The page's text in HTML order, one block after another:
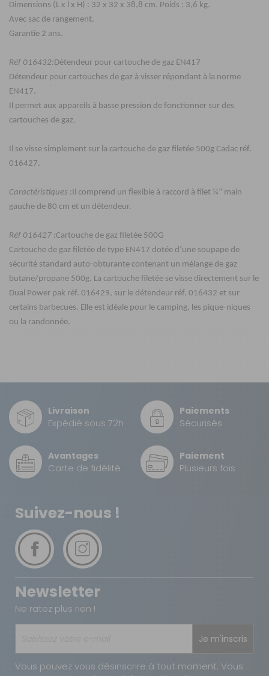
Dimensions (L x l x H) : 32 x 32 x 38,8 cm. Poids : 3,6 kg.
Avec sac de rangement.
Garantie 2 ans.
Réf 016432:Détendeur pour cartouche de gaz EN417
Détendeur pour cartouches de gaz à visser répondant à la norme
EN417.
Il permet aux appareils à basse pression de fonctionner sur des
cartouches de gaz.
Il se visse simplement sur la cartouche de gaz filetée 500g Cadac réf.
016427.
Caractéristiques :Il comprend un flexible à raccord à filet ¼” main
gauche de 80 cm et un détendeur.
Réf 016427 :Cartouche de gaz filetée 500G
​​​​​​​Cartouche de gaz filetée de type EN417 dotée d’une soupape de
sécurité standard auto-obturante contenant un mélange de gaz
butane/propane 500g. La cartouche filetée se visse directement sur le
Dual Power pak réf. 016429, sur le détendeur réf. 016432 et sur
certains barbecues. Elle est idéale pour le camping, les pique-niques
ou la randonnée.
DPD Relais
3,99 €
DPD à domicile
7,90 €
2 à 3 jours ouvrés
TNT Express
12 €
Retour simple sous 14 jours :
Vous avez changé d'avis ?
Retournez nous vos achats en utilisant le bon de retour.
Livraison
Expédié sous 72h
Paiements
Sécurisés
Avantages
Carte de fidélité
Paiement
Plusieurs fois
Suivez-nous !
Newsletter
Ne ratez plus rien !
Je m'inscris
Vous pouvez vous désinscrire à tout moment. Vous